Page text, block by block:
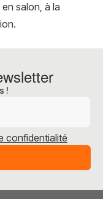
salon, à la
!
confidentialité